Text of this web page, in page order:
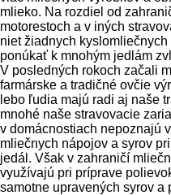
mlieko. Na rozdiel od
motorestoch a v iných
niet žiadnych
ponúkať k mnohým jedlám
V posledných rokoch začali
farmárske a tradičné ovčie
lebo ľudia majú radi aj naše
mnohé naše stravovacie
v domácnostiach nepoznajú
mliečnych nápojov a syrov
jedál. Však v zahraničí
využívajú pri príprave
samotne upravených syrov a